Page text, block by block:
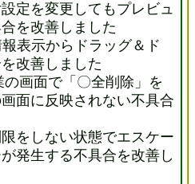
定を変更してもプレビュ
を改善しました
表示からドラッグ＆ド
改善しました
の画面で「〇全削除」を
面に反映されない不具合
をしない状態でエスケー
発生する不具合を改善し